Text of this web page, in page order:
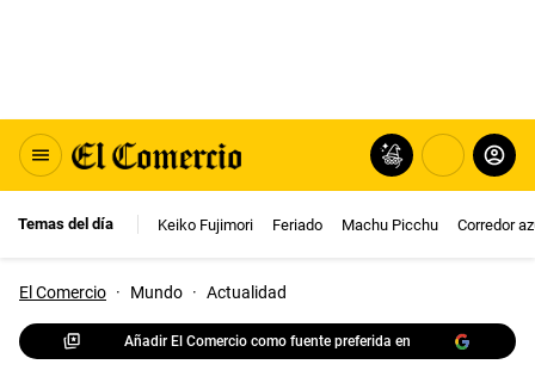
Temas del día Keiko Fujimori Feriado Machu Picchu Corredor
El Comercio · Mundo · Actualidad
Añadir El Comercio como fuente preferida en